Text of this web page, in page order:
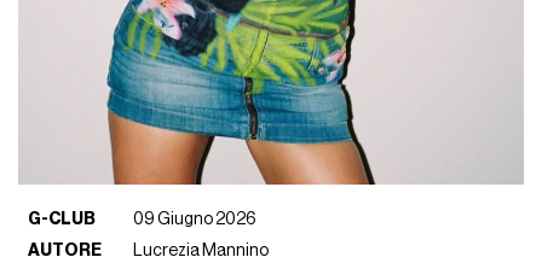
G-CLUB
09 Giugno 2026
AUTORE
Lucrezia Mannino